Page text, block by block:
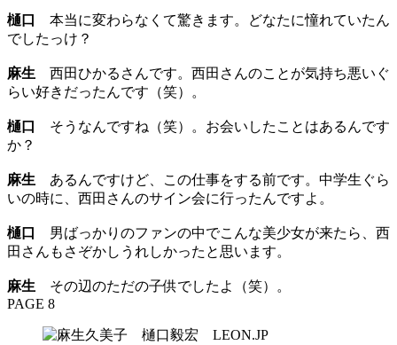
樋口
本当に変わらなくて驚きます。どなたに憧れていたん
でしたっけ？
麻生 西田ひかるさんです。西田さんのことが気持ち悪いぐ
らい好きだったんです（笑）。
樋口
そうなんですね（笑）。お会いしたことはあるんです
か？
麻生 あるんですけど、この仕事をする前です。中学生ぐら
いの時に、西田さんのサイン会に行ったんですよ。
樋口
男ばっかりのファンの中でこんな美少女が来たら、西
田さんもさぞかしうれしかったと思います。
麻生 その辺のただの子供でしたよ（笑）。
PAGE 8